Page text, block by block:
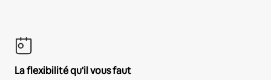
La flexibilité qu'il vous faut